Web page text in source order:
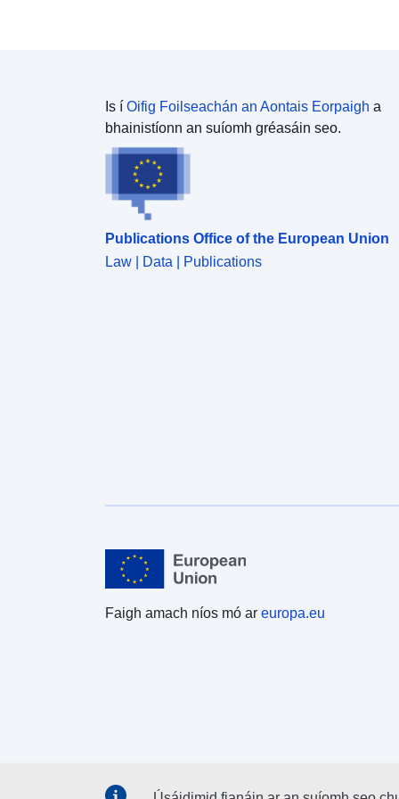
Is í Oifig Foilseachán an Aontais Eorpaigh a
bhainistíonn an suíomh gréasáin seo.
Publications Office of the European Union
Law | Data | Publications
Faigh amach níos mó ar europa.eu